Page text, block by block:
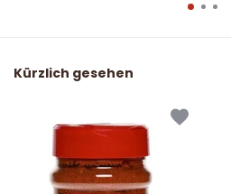
Kürzlich gesehen